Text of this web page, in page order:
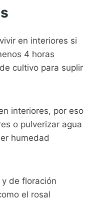
en interiores si
4 horas
cultivo para suplir
interiores, por eso
o pulverizar agua
humedad
de floración
el rosal